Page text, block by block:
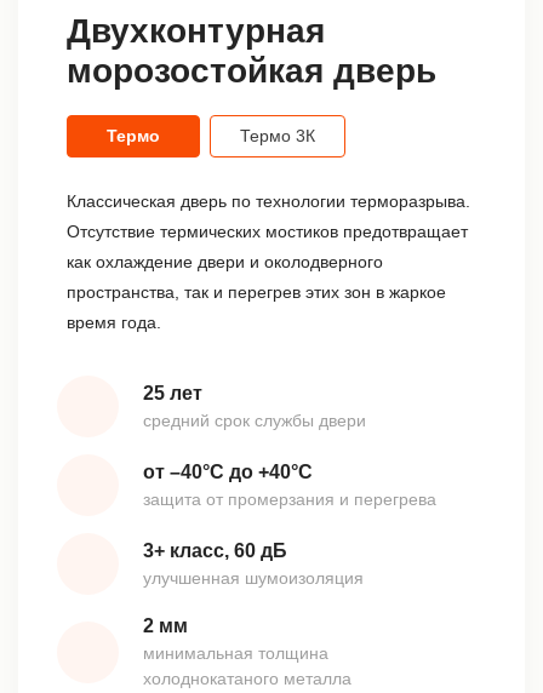
Двухконтурная
морозостойкая дверь
Термо Термо 3К
Классическая дверь по технологии терморазрыва.
Отсутствие термических мостиков предотвращает
как охлаждение двери и околодверного
пространства, так и перегрев этих зон в жаркое
время года.
25 лет
средний срок службы двери
от –40°С до +40°С
защита от промерзания и перегрева
3+ класс, 60 дБ
улучшенная шумоизоляция
2 мм
минимальная толщина
холоднокатаного металла